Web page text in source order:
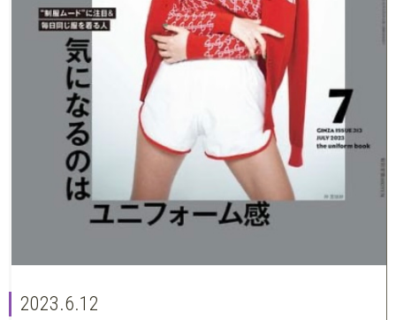
2023.6.12